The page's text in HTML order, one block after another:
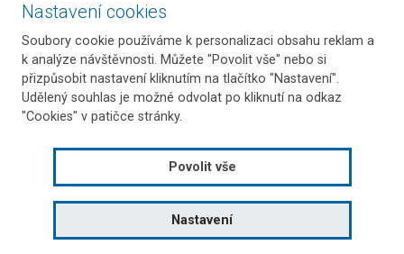
Ždánská 210
685 01 Bučovice
T:+420 517 306 100
E:jkz@jkz.cz
Další kontakty
Nastavení cookies
Soubory cookie používáme k personalizaci obsahu reklam a
k analýze návštěvnosti. Můžete "Povolit vše" nebo si
přizpůsobit nastavení kliknutím na tlačítko "Nastavení".
Udělený souhlas je možné odvolat po kliknutí na odkaz
"Cookies" v patičce stránky.
Povolit vše
Nastavení